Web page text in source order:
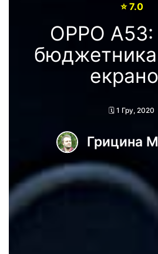
⭐️ 7.0
OPPO
🗓 1 Гру, 2020
Грицина